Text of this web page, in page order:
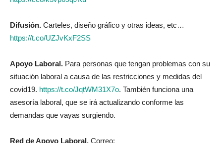
Difusión. Carteles, diseño gráfico y otras ideas, etc…
https://t.co/UZJvKxF2SS
Apoyo Laboral. Para personas que tengan problemas con su
situación laboral a causa de las restricciones y medidas del
covid19. https://t.co/JqtWM31X7o. También funciona una
asesoría laboral, que se irá actualizando conforme las
demandas que vayas surgiendo.
Red de Apoyo Laboral. Correo: